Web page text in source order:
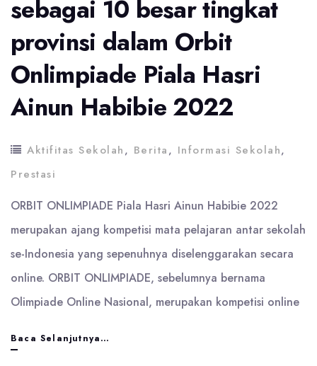
sebagai 10 besar tingkat
provinsi dalam Orbit
Onlimpiade Piala Hasri
Ainun Habibie 2022
Aktifitas Sekolah, Berita, Informasi Sekolah,
Prestasi
ORBIT ONLIMPIADE Piala Hasri Ainun Habibie 2022
merupakan ajang kompetisi mata pelajaran antar sekolah
se-Indonesia yang sepenuhnya diselenggarakan secara
online. ORBIT ONLIMPIADE, sebelumnya bernama
Olimpiade Online Nasional, merupakan kompetisi online
Baca Selanjutnya…